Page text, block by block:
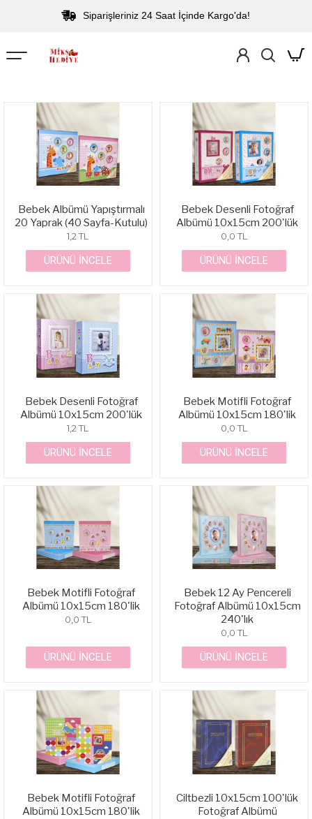
Siparişleriniz 24 Saat İçinde Kargo'da!
Bebek Albümü Yapıştırmalı
20 Yaprak (40 Sayfa-Kutulu)
1,2 TL
ÜRÜNÜ İNCELE
Bebek Desenli Fotoğraf
Albümü 10x15cm 200'lük
0,0 TL
ÜRÜNÜ İNCELE
Bebek Desenli Fotoğraf
Albümü 10x15cm 200'lük
1,2 TL
ÜRÜNÜ İNCELE
Bebek Motifli Fotoğraf
Albümü 10x15cm 180'lik
0,0 TL
ÜRÜNÜ İNCELE
Bebek Motifli Fotoğraf
Albümü 10x15cm 180'lik
0,0 TL
ÜRÜNÜ İNCELE
Bebek 12 Ay Pencereli
Fotoğraf Albümü 10x15cm
240'lık
0,0 TL
ÜRÜNÜ İNCELE
Bebek Motifli Fotoğraf
Albümü 10x15cm 180'lik
Ciltbezli 10x15cm 100'lük
Fotoğraf Albümü